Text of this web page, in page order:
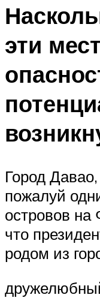
эти
Город
пожалуй
островов
что
родом из